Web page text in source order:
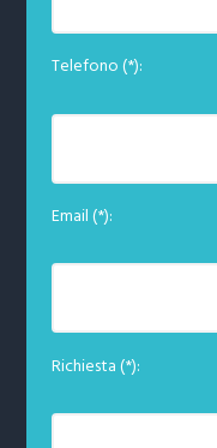
Telefono (*):
Email (*):
Richiesta (*):